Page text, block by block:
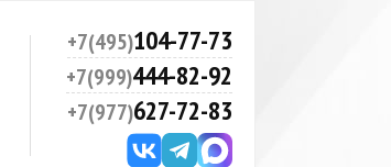
+7(495)104-77-73
+7(999)444-82-92
+7(977)627-72-83